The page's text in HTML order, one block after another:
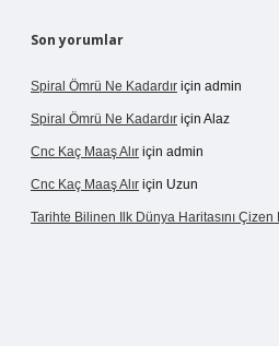
Son yorumlar
Spiral Ömrü Ne Kadardır için admin
Spiral Ömrü Ne Kadardır için Alaz
Cnc Kaç Maaş Alır için admin
Cnc Kaç Maaş Alır için Uzun
Tarihte Bilinen Ilk Dünya Haritasını Çizen